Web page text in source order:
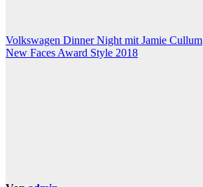
Beitragsnavigation
Volkswagen Dinner Night mit Jamie Cullum
New Faces Award Style 2018